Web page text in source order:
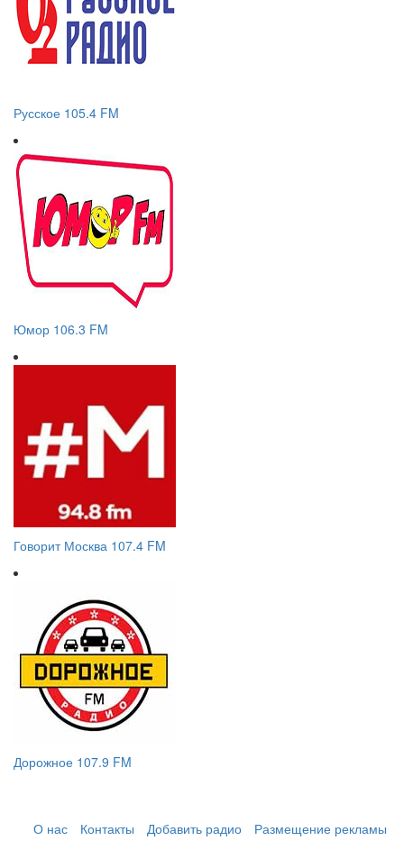
Русское 105.4 FM
Юмор 106.3 FM
Говорит Москва 107.4 FM
Дорожное 107.9 FM
О нас Контакты Добавить радио
Размещение рекламы